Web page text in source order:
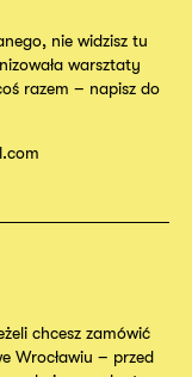
nie widzisz tu
warsztaty
razem – napisz do
chcesz zamówić
Wrocławiu – przed